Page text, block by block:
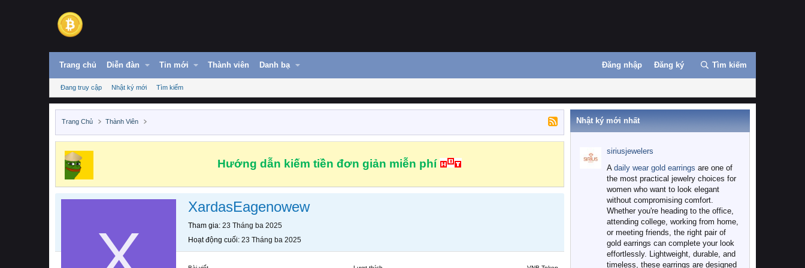
Trang chủ Diễn đàn Tin mới Thành viên Danh bạ Đăng nhập Đăng ký Tìm kiếm
Đang truy cập Nhật ký mới Tìm kiếm
Trang Chủ Thành Viên
Hướng dẫn kiếm tiền đơn giản miễn phí
XardasEagenowew
Tham gia 23 Tháng ba 2025
Hoạt động cuối 23 Tháng ba 2025
Nhật ký mới nhất
siriusjewelers
A daily wear gold earrings are one of
the most practical jewelry choices for
women who want to look elegant
without compromising comfort.
Whether you're heading to the office,
attending college, working from home,
or meeting friends, the right pair of
gold earrings can complete your look
effortlessly. Lightweight, durable, and
timeless, these earrings are designed